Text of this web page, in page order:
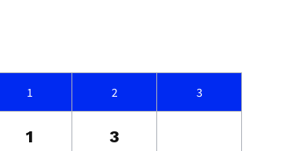
1 2 3
1 3